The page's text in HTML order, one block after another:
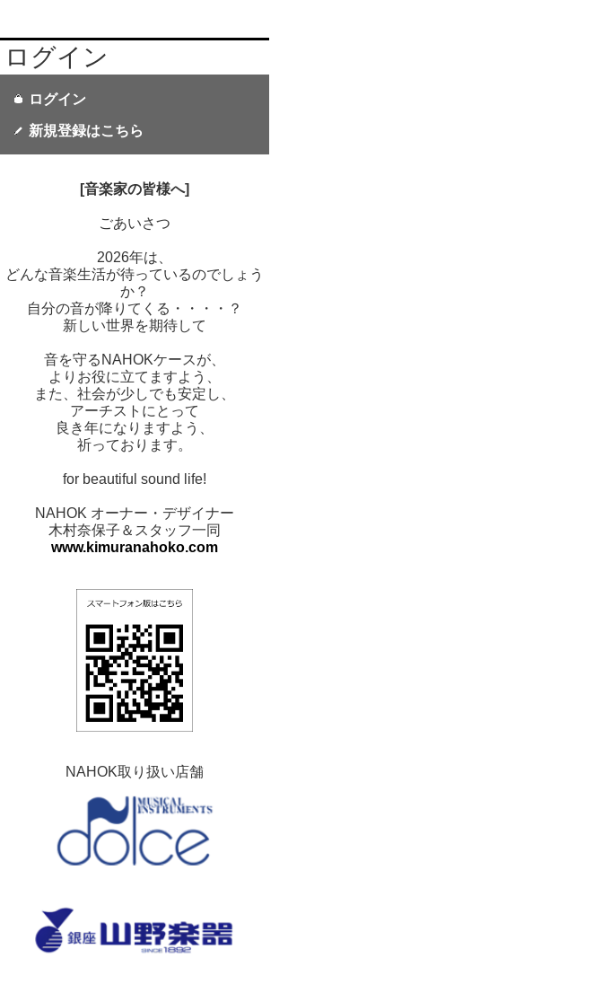
ログイン
ログイン
新規登録はこちら
[音楽家の皆様へ]
ごあいさつ
2026年は、
どんな音楽生活が待っているのでしょう
か？
自分の音が降りてくる・・・・？
新しい世界を期待して
音を守るNAHOKケースが、
よりお役に立てますよう、
また、社会が少しでも安定し、
アーチストにとって
良き年になりますよう、
祈っております。
for beautiful sound life!
NAHOK オーナー・デザイナー
木村奈保子＆スタッフ一同
www.kimuranahoko.com
NAHOK取り扱い店舗